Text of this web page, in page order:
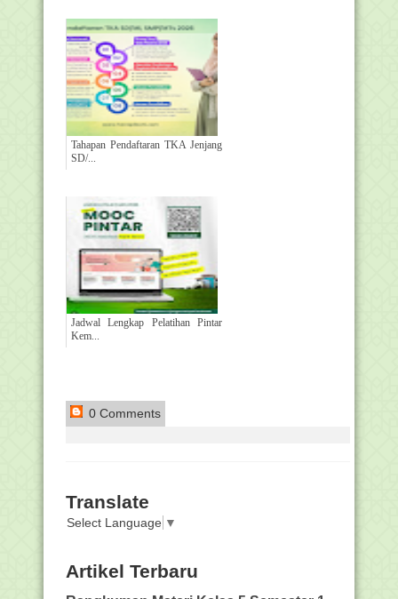
Tahapan Pendaftaran TKA Jenjang
SD/...
Jadwal Lengkap Pelatihan Pintar
Kem...
0 Comments
Translate
Select Language ▼
Artikel Terbaru